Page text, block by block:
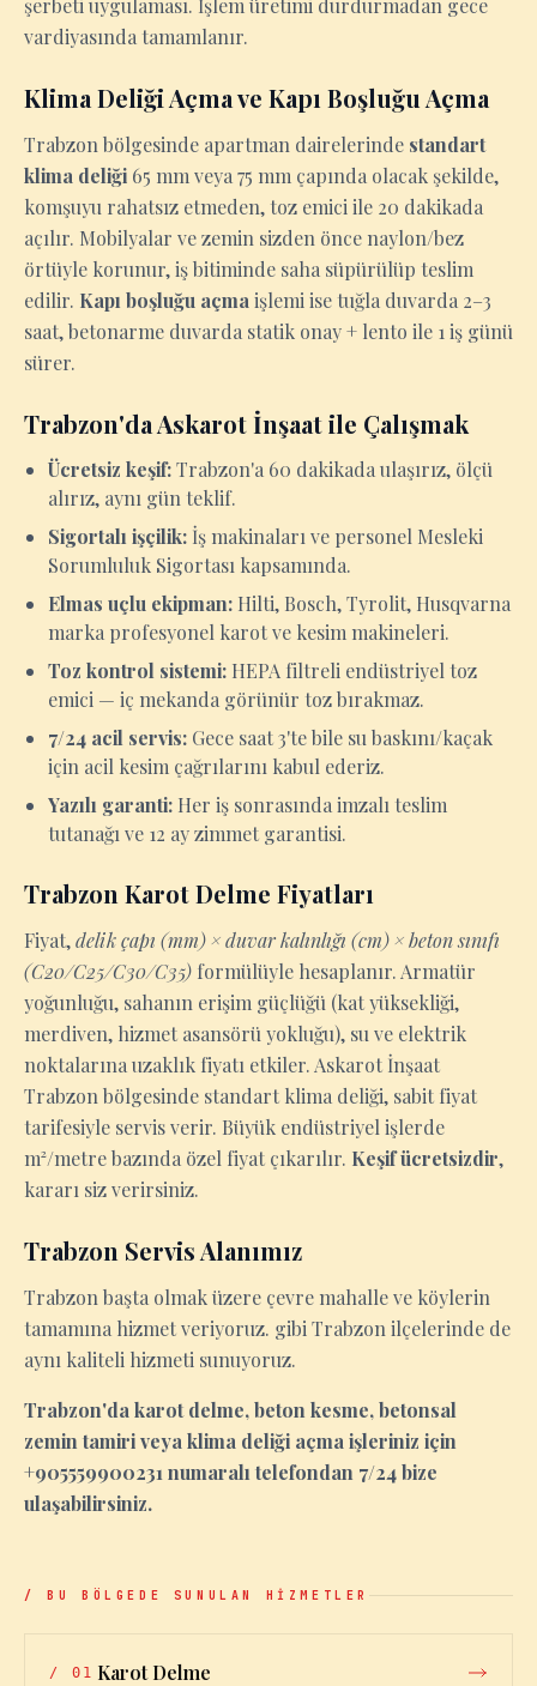
şerbeti uygulaması. İşlem üretimi durdurmadan gece
vardiyasında tamamlanır.
Klima Deliği Açma ve Kapı Boşluğu Açma
Trabzon bölgesinde apartman dairelerinde standart
klima deliği 65 mm veya 75 mm çapında olacak şekilde,
komşuyu rahatsız etmeden, toz emici ile 20 dakikada
açılır. Mobilyalar ve zemin sizden önce naylon/bez
örtüyle korunur, iş bitiminde saha süpürülüp teslim
edilir. Kapı boşluğu açma işlemi ise tuğla duvarda 2–3
saat, betonarme duvarda statik onay + lento ile 1 iş günü
sürer.
Trabzon'da Askarot İnşaat ile Çalışmak
Ücretsiz keşif:Trabzon'a 60 dakikada ulaşırız, ölçü
alırız, aynı gün teklif.
Sigortalı işçilik: İş makinaları ve personel Mesleki
Sorumluluk Sigortası kapsamında.
Elmas uçlu ekipman: Hilti, Bosch, Tyrolit, Husqvarna
marka profesyonel karot ve kesim makineleri.
Toz kontrol sistemi: HEPA filtreli endüstriyel toz
emici — iç mekanda görünür toz bırakmaz.
7/24 acil servis: Gece saat 3'te bile su baskını/kaçak
için acil kesim çağrılarını kabul ederiz.
Yazılı garanti: Her iş sonrasında imzalı teslim
tutanağı ve 12 ay zimmet garantisi.
Trabzon Karot Delme Fiyatları
Fiyat,delik çapı (mm) × duvar kalınlığı (cm) × beton sınıfı
(C20/C25/C30/C35) formülüyle hesaplanır. Armatür
yoğunluğu, sahanın erişim güçlüğü (kat yüksekliği,
merdiven, hizmet asansörü yokluğu), su ve elektrik
noktalarına uzaklık fiyatı etkiler. Askarot İnşaat
Trabzon bölgesinde standart klima deliği, sabit fiyat
tarifesiyle servis verir. Büyük endüstriyel işlerde
m²/metre bazında özel fiyat çıkarılır. Keşif ücretsizdir,
kararı siz verirsiniz.
Trabzon Servis Alanımız
Trabzon başta olmak üzere çevre mahalle ve köylerin
tamamına hizmet veriyoruz. gibi Trabzon ilçelerinde de
aynı kaliteli hizmeti sunuyoruz.
Trabzon'da karot delme, beton kesme, betonsal
zemin tamiri veya klima deliği açma işleriniz için
+905559900231 numaralı telefondan 7/24 bize
ulaşabilirsiniz.
/ BU BÖLGEDE SUNULAN HİZMETLER
/ 01 Karot Delme